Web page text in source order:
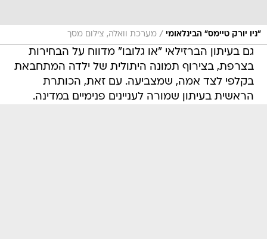
"ניו יורק טיימס" הבינלאומי / מערכת וואלה, צילום מסך
גם בעיתון הברזילאי "או גלובו" מדווח על הבחירות
בצרפת, בצירוף תמונה היתולית של ילדה המתחבאת
בקלפי לצד אמה, שמצביעה. עם זאת, הכותרת
הראשית בעיתון שמורה לעניינים פנימיים במדינה.